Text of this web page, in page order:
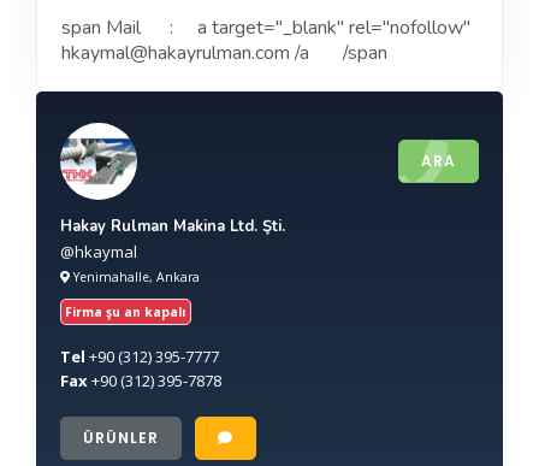
span Mail : a target=''_blank'' rel=''nofollow''
hkaymal@hakayrulman.com /a /span
ARA
Hakay Rulman Makina Ltd. Şti.
@hkaymal
Yenimahalle, Ankara
Firma şu an kapalı
Tel +90(312) 395-7777
Fax+90(312) 395-7878
ÜRÜNLER